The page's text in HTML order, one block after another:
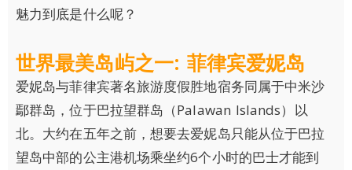
魅力到底是什么呢？
世界最美岛屿之一: 菲律宾爱妮岛
爱妮岛与菲律宾著名旅游度假胜地宿务同属于中米沙
鄢群岛，位于巴拉望群岛（Palawan Islands）以
北。大约在五年之前，想要去爱妮岛只能从位于巴拉
望岛中部的公主港机场乘坐约6个小时的巴士才能到